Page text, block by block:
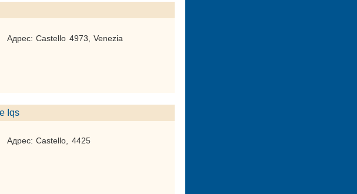
Адрес: Castello 4973, Venezia
Iqs
Адрес: Castello, 4425